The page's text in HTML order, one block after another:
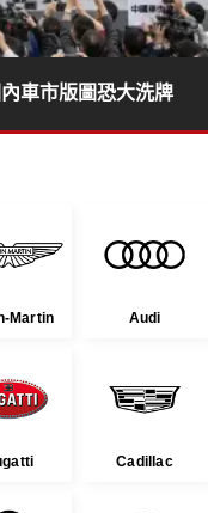
車市版圖恐大洗牌
Martin Audi
Cadillac